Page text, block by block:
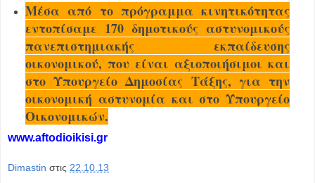
Μέσα από το πρόγραμμα κινητικότητας
εντοπίσαμε 170 δημοτικούς αστυνομικούς
πανεπιστημιακής εκπαίδευσης
οικονομικού, που είναι αξιοποιήσιμοι και
στο Υπουργείο Δημοσίας Τάξης, για την
οικονομική αστυνομία και στο Υπουργείο
Οικονομικών.
www.aftodioikisi.gr
Dimastin στις 22.10.13